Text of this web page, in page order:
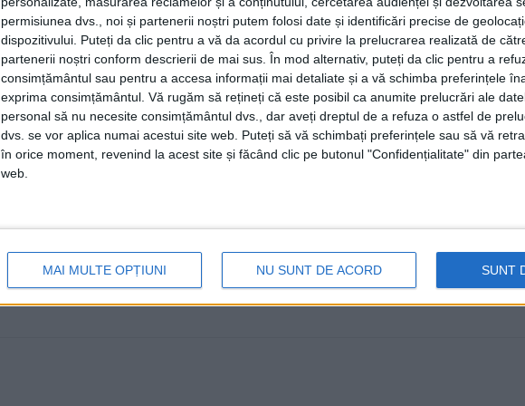
permisiunea dvs., noi și partenerii noștri putem folosi date și identificări precise de
dispozitivului. Puteți da clic pentru a vă da acordul cu privire la prelucrarea realizată de
partenerii noștri conform descrierii de mai sus. În mod alternativ, puteți da clic pentru a
consimțământul sau pentru a accesa informații mai detaliate și a vă schimba preferințele
exprima consimțământul. Vă rugăm să rețineți că este posibil ca anumite prelucrări ale
personal să nu necesite consimțământul dvs., dar aveți dreptul de a refuza o astfel de
dvs. se vor aplica numai acestui site web. Puteți să vă schimbați preferințele sau să vă
în orice moment, revenind la acest site și făcând clic pe butonul "Confidențialitate" din
web.
MAI MULTE OPȚIUNI NU SUNT DE ACORD SUNT
ore și 40 de minute
4 MAI, 2026
Un tren privat cu rang de Intercity circulă, începînd
compania Ferotrafic ...